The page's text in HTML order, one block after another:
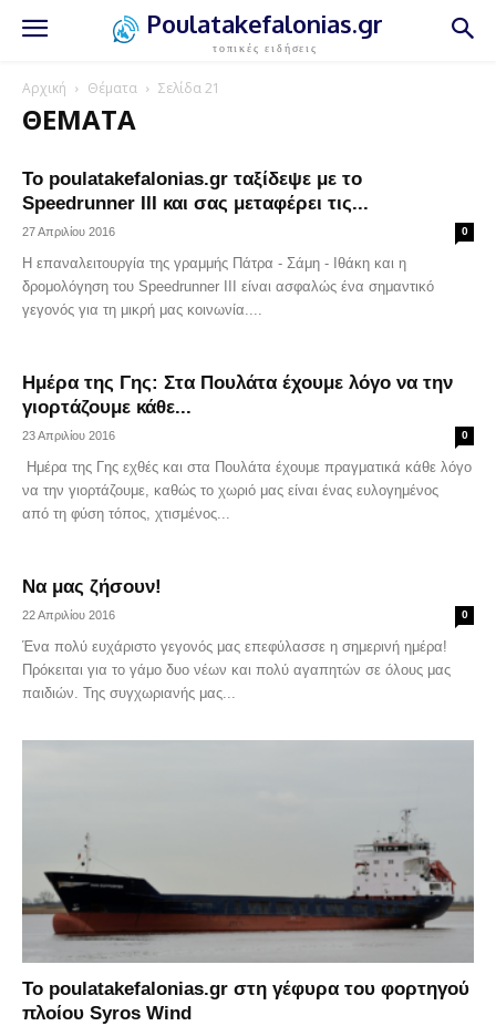
Poulatakefalonias.gr
τοπικές ειδήσεις
Αρχική Θέματα Σελίδα 21
ΘΈΜΑΤΑ
Το poulatakefalonias.gr ταξίδεψε με το
Speedrunner III και σας μεταφέρει τις...
27 Απριλίου 2016 0
H επαναλειτουργία της γραμμής Πάτρα - Σάμη - Ιθάκη και η
δρομολόγηση του Speedrunner III είναι ασφαλώς ένα σημαντικό
γεγονός για τη μικρή μας κοινωνία....
Ημέρα της Γης: Στα Πουλάτα έχουμε λόγο να την
γιορτάζουμε κάθε...
23 Απριλίου 2016 0
Ημέρα της Γης εχθές και στα Πουλάτα έχουμε πραγματικά κάθε λόγο
να την γιορτάζουμε, καθώς το χωριό μας είναι ένας ευλογημένος
από τη φύση τόπος, χτισμένος...
Να μας ζήσουν!
22 Απριλίου 2016 0
Ένα πολύ ευχάριστο γεγονός μας επεφύλασσε η σημερινή ημέρα!
Πρόκειται για το γάμο δυο νέων και πολύ αγαπητών σε όλους μας
παιδιών. Της συγχωριανής μας...
Το poulatakefalonias.gr στη γέφυρα του φορτηγού
πλοίου Syros Wind